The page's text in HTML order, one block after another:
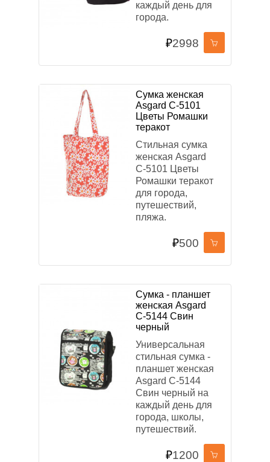
каждый день для
города.
₽2998
Сумка женская
Asgard С-5101
Цветы Ромашки
теракот
Стильная сумка
женская Asgard
С-5101 Цветы
Ромашки теракот
для города,
путешествий,
пляжа.
₽500
Сумка - планшет
женская Asgard
С-5144 Свин
черный
Универсальная
стильная сумка -
планшет женская
Asgard С-5144
Свин черный на
каждый день для
города, школы,
путешествий.
₽1200